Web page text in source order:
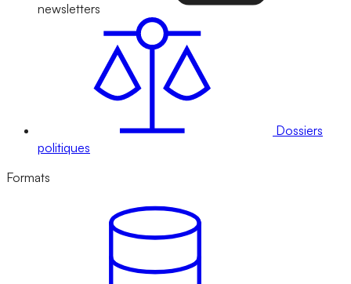
newsletters
Dossiers
politiques
Formats